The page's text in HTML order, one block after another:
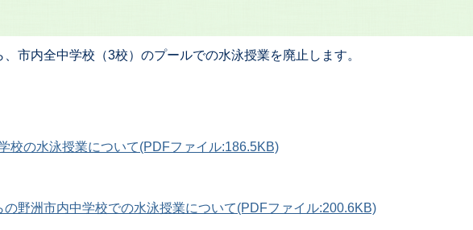
市内全中学校（3校）のプールでの水泳授業を廃止します。
校の水泳授業について(PDFファイル:186.5KB)
の野洲市内中学校での水泳授業について(PDFファイル:200.6KB)